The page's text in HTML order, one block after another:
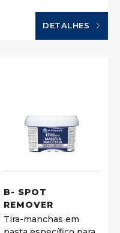
DETALHES
B- SPOT
REMOVER
Tira-manchas em